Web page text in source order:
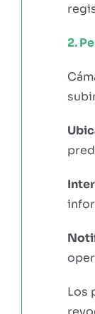
2.
Los